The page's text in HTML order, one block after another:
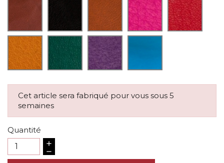
Cet article sera fabriqué pour vous sous 5
semaines
Quantité